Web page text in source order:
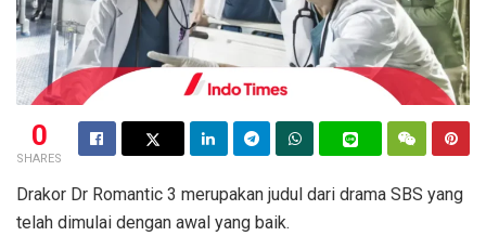
0
SHARES
Drakor Dr Romantic 3 merupakan judul dari drama SBS yang
telah dimulai dengan awal yang baik.